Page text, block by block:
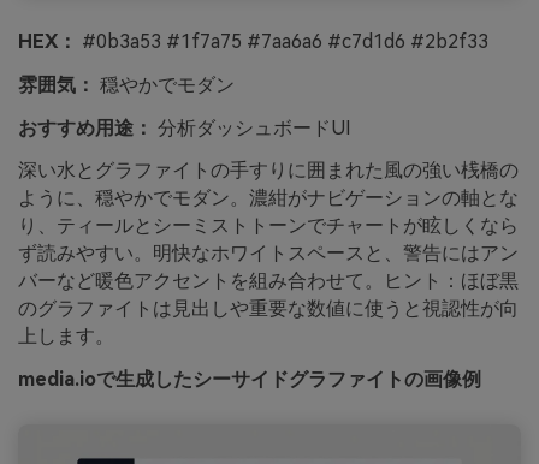
HEX： #0b3a53 #1f7a75 #7aa6a6 #c7d1d6 #2b2f33
雰囲気： 穏やかでモダン
おすすめ用途： 分析ダッシュボードUI
深い水とグラファイトの手すりに囲まれた風の強い桟橋の
ように、穏やかでモダン。濃紺がナビゲーションの軸とな
り、ティールとシーミストトーンでチャートが眩しくなら
ず読みやすい。明快なホワイトスペースと、警告にはアン
バーなど暖色アクセントを組み合わせて。ヒント：ほぼ黒
のグラファイトは見出しや重要な数値に使うと視認性が向
上します。
media.ioで生成したシーサイドグラファイトの画像例